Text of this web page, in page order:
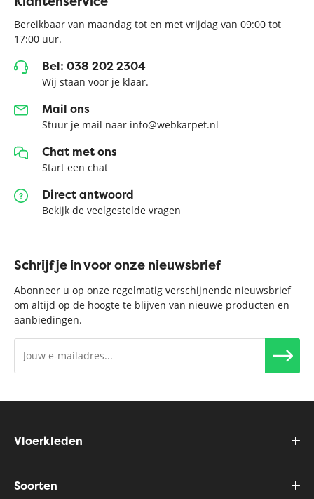
Bereikbaar van maandag tot en met vrijdag van 09:00 tot
17:00 uur.
Bel: 038 202 2304
Wij staan voor je klaar.
Mail ons
Stuur je mail naar info@webkarpet.nl
Chat met ons
Start een chat
Direct antwoord
Bekijk de veelgestelde vragen
Schrijf je in voor onze nieuwsbrief
Abonneer u op onze regelmatig verschijnende nieuwsbrief
om altijd op de hoogte te blijven van nieuwe producten en
aanbiedingen.
Vloerkleden
Soorten